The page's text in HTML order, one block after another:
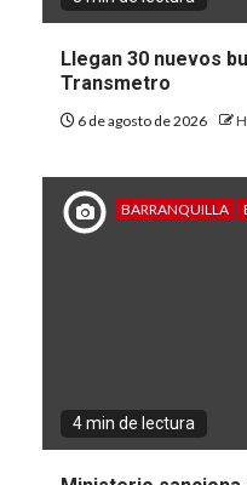
Llegan 30 nuevos
Transmetro
6 de agosto de 2026
BARRANQUILLA
4 min de lectura